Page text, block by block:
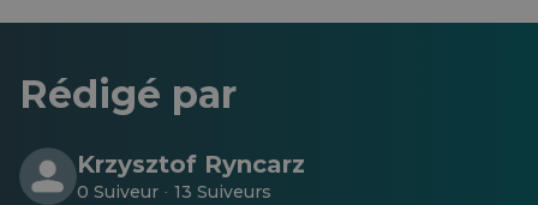
Rédigé par
Krzysztof Ryncarz
0 Suiveur · 13 Suiveurs